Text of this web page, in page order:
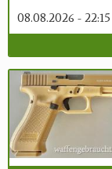
08.08.2026 - 22:15